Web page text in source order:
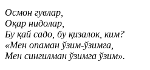
Осмон гувлар,
Оқар нидолар,
Бу қай садо, бу қизалок, ким?
«Мен опаман ўзим-ўзимга,
Мен сингилман ўзимга ўзим».